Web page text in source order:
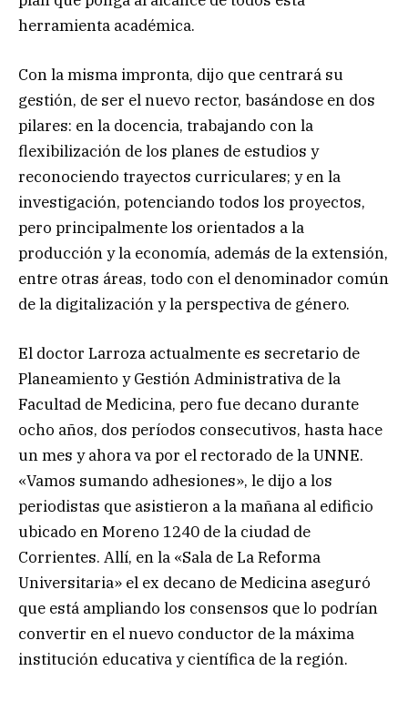
herramienta académica.
Con la misma impronta, dijo que centrará su
gestión, de ser el nuevo rector, basándose en dos
pilares: en la docencia, trabajando con la
flexibilización de los planes de estudios y
reconociendo trayectos curriculares; y en la
investigación, potenciando todos los proyectos,
pero principalmente los orientados a la
producción y la economía, además de la extensión,
entre otras áreas, todo con el denominador común
de la digitalización y la perspectiva de género.
El doctor Larroza actualmente es secretario de
Planeamiento y Gestión Administrativa de la
Facultad de Medicina, pero fue decano durante
ocho años, dos períodos consecutivos, hasta hace
un mes y ahora va por el rectorado de la UNNE.
«Vamos sumando adhesiones», le dijo a los
periodistas que asistieron a la mañana al edificio
ubicado en Moreno 1240 de la ciudad de
Corrientes. Allí, en la «Sala de La Reforma
Universitaria» el ex decano de Medicina aseguró
que está ampliando los consensos que lo podrían
convertir en el nuevo conductor de la máxima
institución educativa y científica de la región.